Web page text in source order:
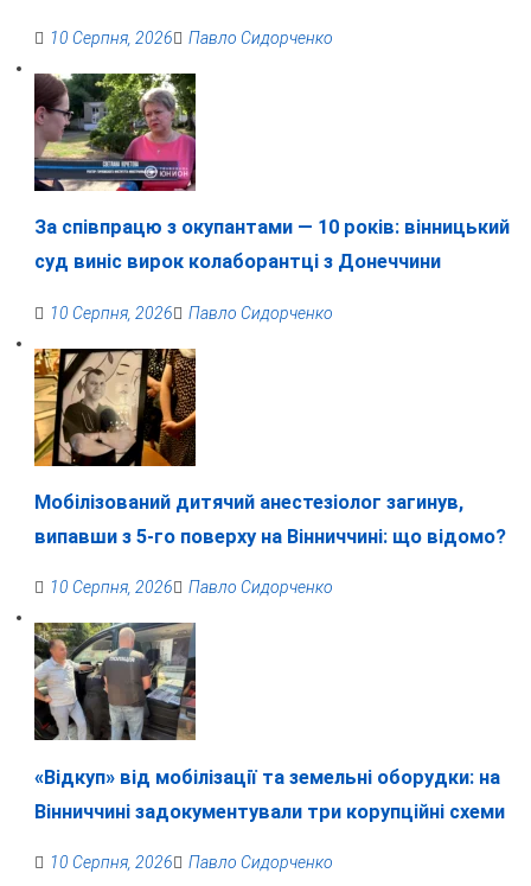
10 Серпня, 2026 Павло Сидорченко
За співпрацю з окупантами — 10 років: вінницький
суд виніс вирок колаборантці з Донеччини
10 Серпня, 2026 Павло Сидорченко
Мобілізований дитячий анестезіолог загинув,
випавши з 5-го поверху на Вінниччині: що відомо?
10 Серпня, 2026 Павло Сидорченко
«Відкуп» від мобілізації та земельні оборудки: на
Вінниччині задокументували три корупційні схеми
10 Серпня, 2026 Павло Сидорченко